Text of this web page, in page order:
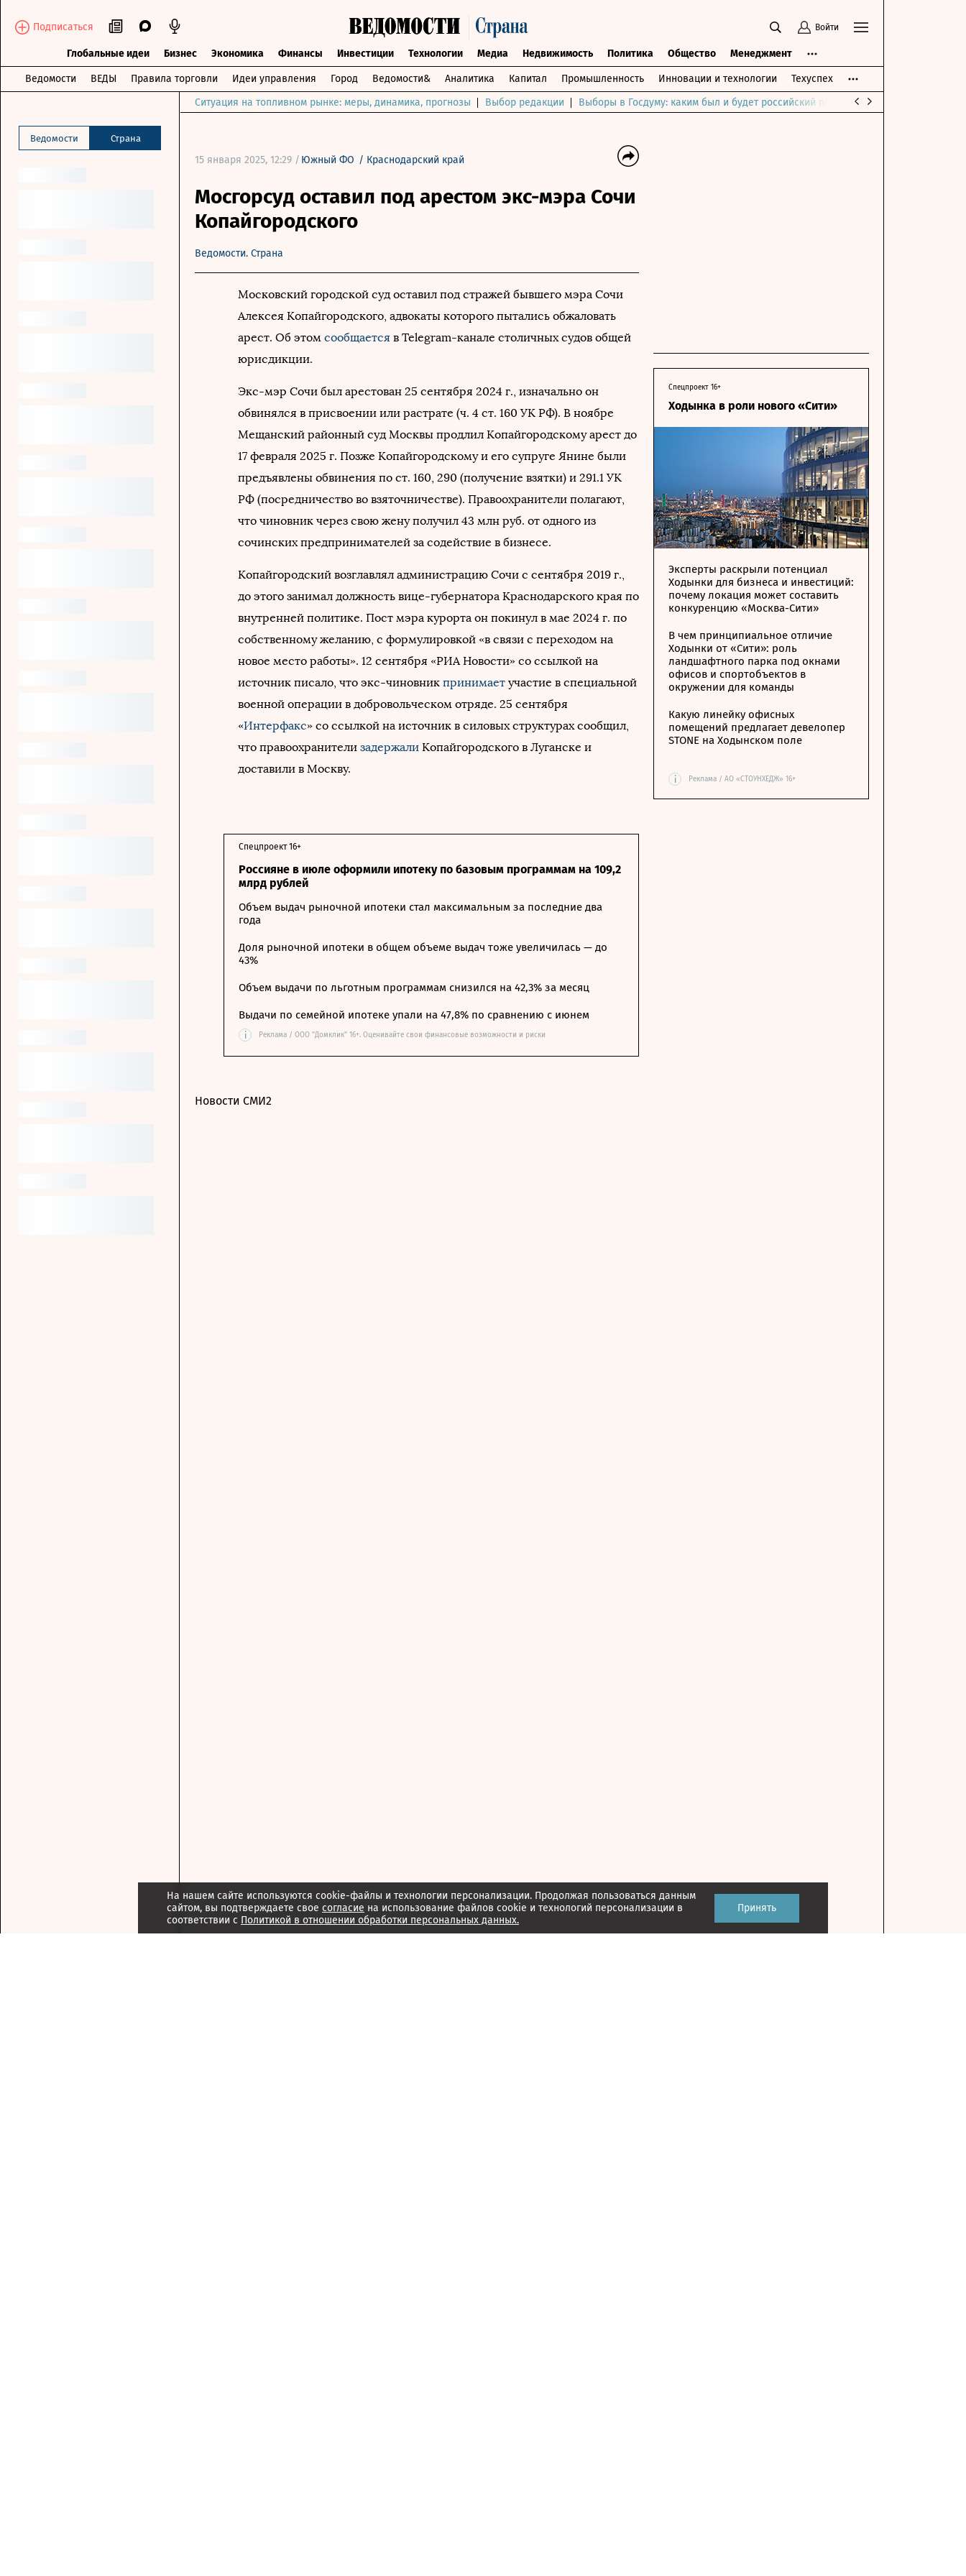
На нашем сайте используются cookie-файлы и технологии персонализации. Продолжая пользоваться данным
сайтом, вы подтверждаете свое согласие на использование файлов cookie и технологий персонализации в
соответствии с Политикой в отношении обработки персональных данных.
Принять
Подписаться Войти
Глобальные идеи Бизнес Экономика Финансы Инвестиции Технологии Медиа Недвижимость Политика Общество Менеджмент
Ведомости ВЕДЫ Правила торговли Идеи управления Город Ведомости& Аналитика Капитал Промышленность Инновации и технологии Техуспех
Ведомости Страна
Ситуация на топливном рынке: меры, динамика, прогнозы Выбор редакции Выборы в Госдуму: каким был и будет российский парламент
15 января 2025, 12:29 / Южный ФО / Краснодарский край
Мосгорсуд оставил под арестом экс-мэра Сочи
Копайгородского
Ведомости. Страна
Московский городской суд оставил под стражей бывшего мэра Сочи
Алексея Копайгородского, адвокаты которого пытались обжаловать
арест. Об этом сообщается в Telegram-канале столичных судов общей
юрисдикции.
Экс-мэр Сочи был арестован 25 сентября 2024 г., изначально он
обвинялся в присвоении или растрате (ч. 4 ст. 160 УК РФ). В ноябре
Мещанский районный суд Москвы продлил Копайгородскому арест до
17 февраля 2025 г. Позже Копайгородскому и его супруге Янине были
предъявлены обвинения по ст. 160, 290 (получение взятки) и 291.1 УК
РФ (посредничество во взяточничестве). Правоохранители полагают,
что чиновник через свою жену получил 43 млн руб. от одного из
сочинских предпринимателей за содействие в бизнесе.
Копайгородский возглавлял администрацию Сочи с сентября 2019 г.,
до этого занимал должность вице-губернатора Краснодарского края по
внутренней политике. Пост мэра курорта он покинул в мае 2024 г. по
собственному желанию, с формулировкой «в связи с переходом на
новое место работы». 12 сентября «РИА Новости» со ссылкой на
источник писало, что экс-чиновник принимает участие в специальной
военной операции в добровольческом отряде. 25 сентября
«Интерфакс» со ссылкой на источник в силовых структурах сообщил,
что правоохранители задержали Копайгородского в Луганске и
доставили в Москву.
Россияне в июле оформили ипотеку по базовым программам на 109,2
млрд рублей
Спецпроект 16+
Объем выдач рыночной ипотеки стал максимальным за последние два
года
Доля рыночной ипотеки в общем объеме выдач тоже увеличилась — до
43%
Объем выдачи по льготным программам снизился на 42,3% за месяц
Выдачи по семейной ипотеке упали на 47,8% по сравнению с июнем
i Реклама / ООО "Домклик" 16+. Оценивайте свои финансовые возможности и риски
Спецпроект 16+
Ходынка в роли нового «Сити»
Эксперты раскрыли потенциал
Ходынки для бизнеса и инвестиций:
почему локация может составить
конкуренцию «Москва-Сити»
В чем принципиальное отличие
Ходынки от «Сити»: роль
ландшафтного парка под окнами
офисов и спортобъектов в
окружении для команды
Какую линейку офисных
помещений предлагает девелопер
STONE на Ходынском поле
i Реклама / АО «СТОУНХЕДЖ» 16+
Новости СМИ2